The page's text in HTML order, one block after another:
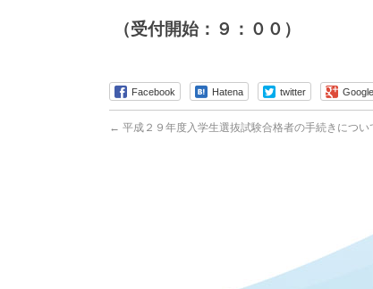
（受付開始：９：００）
Facebook Hatena twitter
← 平成２９年度入学生選抜試験合格者の手続きについ